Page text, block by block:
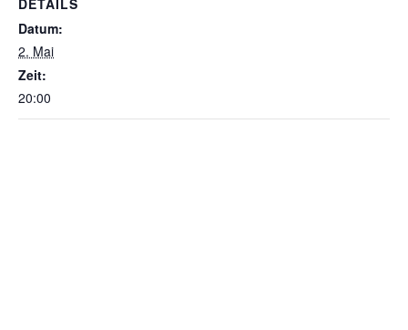
DETAILS
Datum:
2. Mai
Zeit:
20:00